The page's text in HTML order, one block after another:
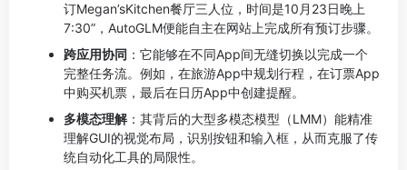
订Megan’sKitchen餐厅三人位，时间是10月23日晚上
7:30”，AutoGLM便能自主在网站上完成所有预订步骤。
跨应用协同 ：它能够在不同App间无缝切换以完成一个
完整任务流。例如，在旅游App中规划行程，在订票App
中购买机票，最后在日历App中创建提醒。
多模态理解：其背后的大型多模态模型（LMM）能精准
理解GUI的视觉布局，识别按钮和输入框，从而克服了传
统自动化工具的局限性。